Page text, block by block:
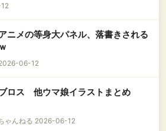
ニメの等身大パネル、落書きされる
06-12
ブロス 他ウマ娘イラストまとめ
ゃんねる 2026-06-12